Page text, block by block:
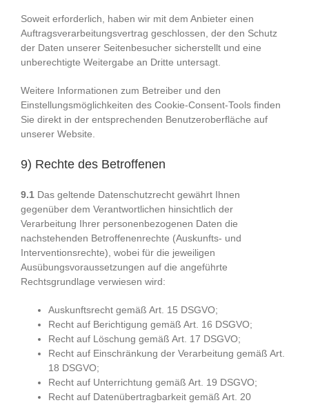
Soweit erforderlich, haben wir mit dem Anbieter einen
Auftragsverarbeitungsvertrag geschlossen, der den Schutz
der Daten unserer Seitenbesucher sicherstellt und eine
unberechtigte Weitergabe an Dritte untersagt.
Weitere Informationen zum Betreiber und den
Einstellungsmöglichkeiten des Cookie-Consent-Tools finden
Sie direkt in der entsprechenden Benutzeroberfläche auf
unserer Website.
9) Rechte des Betroffenen
9.1 Das geltende Datenschutzrecht gewährt Ihnen
gegenüber dem Verantwortlichen hinsichtlich der
Verarbeitung Ihrer personenbezogenen Daten die
nachstehenden Betroffenenrechte (Auskunfts- und
Interventionsrechte), wobei für die jeweiligen
Ausübungsvoraussetzungen auf die angeführte
Rechtsgrundlage verwiesen wird:
Auskunftsrecht gemäß Art. 15 DSGVO;
Recht auf Berichtigung gemäß Art. 16 DSGVO;
Recht auf Löschung gemäß Art. 17 DSGVO;
Recht auf Einschränkung der Verarbeitung gemäß Art.
18 DSGVO;
Recht auf Unterrichtung gemäß Art. 19 DSGVO;
Recht auf Datenübertragbarkeit gemäß Art. 20